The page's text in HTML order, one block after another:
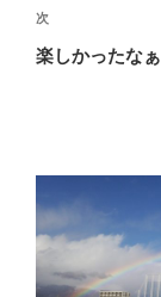
ビ
ゲ
ン
稿
次
の
次
楽しかったなぁ